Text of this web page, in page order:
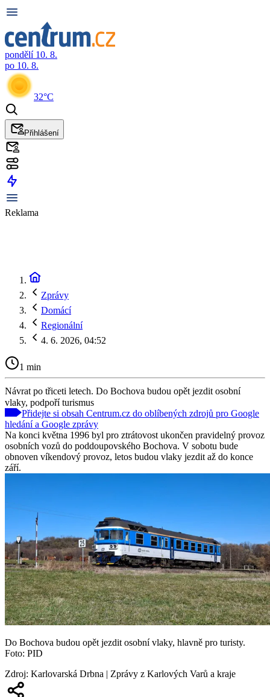
pondělí 10. 8.
po 10. 8.
32°C
Přihlášení
Reklama
Zprávy
Domácí
Regionální
4. 6. 2026, 04:52
1 min
Návrat po třiceti letech. Do Bochova budou opět jezdit osobní
vlaky, podpoří turismus
Přidejte si obsah Centrum.cz do oblíbených zdrojů pro Google
hledání a Google zprávy
Na konci května 1996 byl pro ztrátovost ukončen pravidelný provoz
osobních vozů do poddoupovského Bochova. V sobotu bude
obnoven víkendový provoz, letos budou vlaky jezdit až do konce
září.
Do Bochova budou opět jezdit osobní vlaky, hlavně pro turisty.
Foto: PID
Zdroj: Karlovarská Drbna | Zprávy z Karlových Varů a kraje